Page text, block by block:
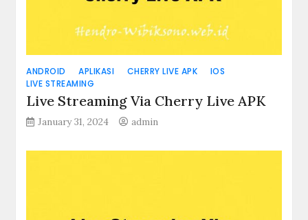
ANDROID APLIKASI CHERRY LIVE APK
IOS
LIVE STREAMING
Live Streaming Via Cherry Live APK
January 31, 2024 admin